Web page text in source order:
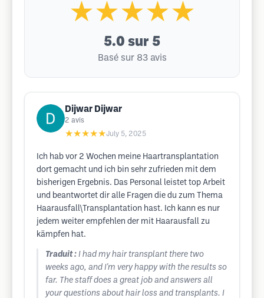
★★★★★
5.0 sur 5
Basé sur 83 avis
Dijwar Dijwar
2 avis
★★★★★July 5, 2025
Ich hab vor 2 Wochen meine Haartransplantation
dort gemacht und ich bin sehr zufrieden mit dem
bisherigen Ergebnis. Das Personal leistet top Arbeit
und beantwortet dir alle Fragen die du zum Thema
Haarausfall\Transplantation hast. Ich kann es nur
jedem weiter empfehlen der mit Haarausfall zu
kämpfen hat.
Traduit : I had my hair transplant there two
weeks ago, and I'm very happy with the results so
far. The staff does a great job and answers all
your questions about hair loss and transplants. I